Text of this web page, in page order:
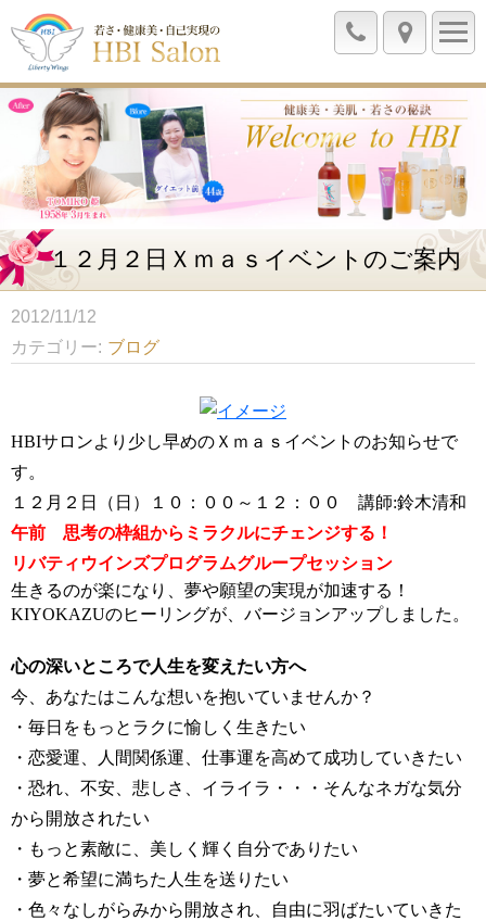
１２月２日Ｘｍａｓイベントのご案内
2012/11/12
カテゴリー
ブログ
HBIサロンより少し早めのＸｍａｓイベントのお知らせで
す。
１２月２日（日）１０：００～１２：００ 講師:鈴木清和
午前 思考の枠組からミラクルにチェンジする！
リバティウインズプログラムグループセッション
生きるのが楽になり、夢や願望の実現が加速する！
KIYOKAZUのヒーリングが、バージョンアップしました。
心の深いところで人生を変えたい方へ
今、あなたはこんな想いを抱いていませんか？
・毎日をもっとラクに愉しく生きたい
・恋愛運、人間関係運、仕事運を高めて成功していきたい
・恐れ、不安、悲しさ、イライラ・・・そんなネガな気分
から開放されたい
・もっと素敵に、美しく輝く自分でありたい
・夢と希望に満ちた人生を送りたい
・ 色々なしがらみから開放され、自由に羽ばたいていきた